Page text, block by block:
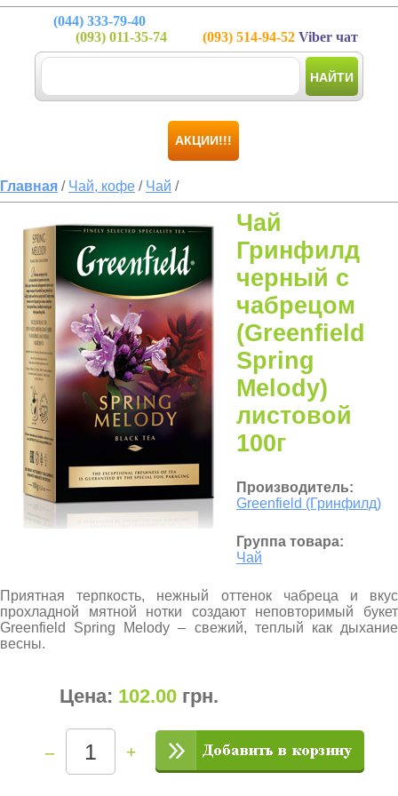
(044) 333-79-40
(093) 011-35-74 (093) 514-94-52 Viber чат
НАЙТИ
АКЦИИ!!!
Главная / Чай, кофе / Чай /
Чай
Гринфилд
черный с
чабрецом
(Greenfield
Spring
Melody)
листовой
100г
Производитель:
Greenfield (Гринфилд)
Группа товара:
Чай
Приятная терпкость, нежный оттенок чабреца и вкус
прохладной мятной нотки создают неповторимый букет
Greenfield Spring Melody – свежий, теплый как дыхание
весны.
Цена: 102.00 грн.
– +